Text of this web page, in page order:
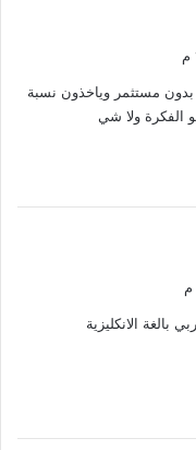
مستثمر وياخذون نسبة
الفكرة ولا شي
الانكليزية